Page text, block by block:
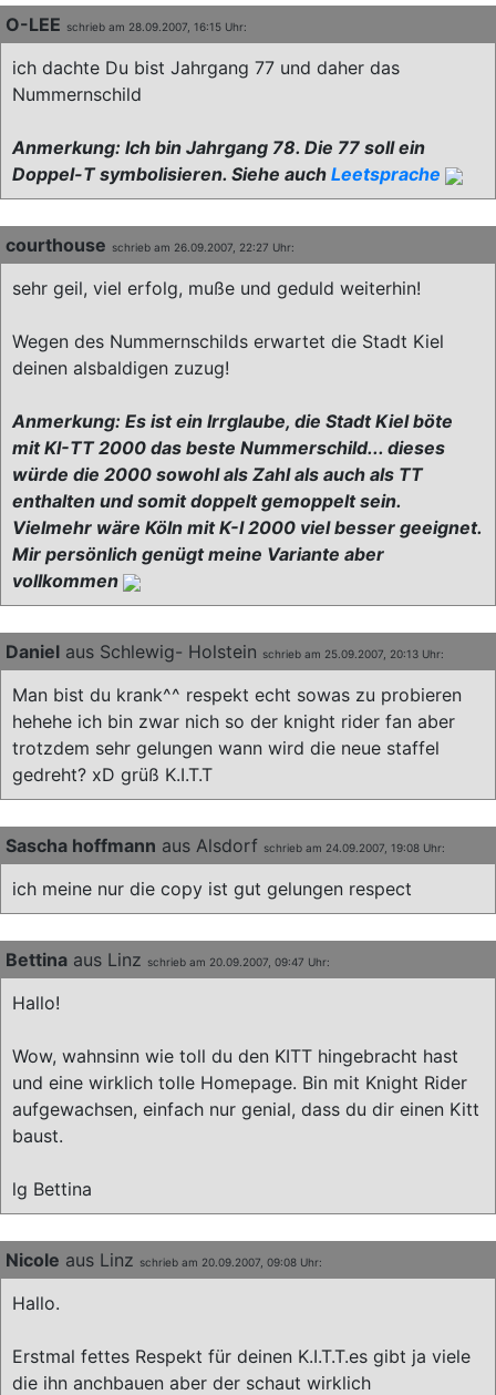
O-LEE schrieb am 28.09.2007, 16:15 Uhr:
ich dachte Du bist Jahrgang 77 und daher das
Nummernschild
Anmerkung: Ich bin Jahrgang 78. Die 77 soll ein
Doppel-T symbolisieren. Siehe auch Leetsprache
courthouse schrieb am 26.09.2007, 22:27 Uhr:
sehr geil, viel erfolg, muße und geduld weiterhin!
Wegen des Nummernschilds erwartet die Stadt Kiel
deinen alsbaldigen zuzug!
Anmerkung: Es ist ein Irrglaube, die Stadt Kiel böte
mit KI-TT 2000 das beste Nummerschild... dieses
würde die 2000 sowohl als Zahl als auch als TT
enthalten und somit doppelt gemoppelt sein.
Vielmehr wäre Köln mit K-I 2000 viel besser geeignet.
Mir persönlich genügt meine Variante aber
vollkommen
Daniel aus Schlewig- Holstein schrieb am 25.09.2007, 20:13 Uhr:
Man bist du krank^^ respekt echt sowas zu probieren
hehehe ich bin zwar nich so der knight rider fan aber
trotzdem sehr gelungen wann wird die neue staffel
gedreht? xD grüß K.I.T.T
Sascha hoffmann aus Alsdorf schrieb am 24.09.2007, 19:08 Uhr:
ich meine nur die copy ist gut gelungen respect
Bettina aus Linz schrieb am 20.09.2007, 09:47 Uhr:
Hallo!
Wow, wahnsinn wie toll du den KITT hingebracht hast
und eine wirklich tolle Homepage. Bin mit Knight Rider
aufgewachsen, einfach nur genial, dass du dir einen Kitt
baust.
lg Bettina
Nicole aus Linz schrieb am 20.09.2007, 09:08 Uhr:
Hallo.
Erstmal fettes Respekt für deinen K.I.T.T.es gibt ja viele
die ihn anchbauen aber der schaut wirklich